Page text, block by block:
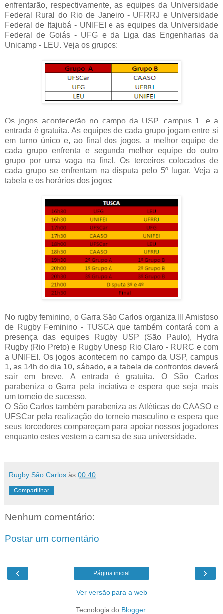
enfrentarão, respectivamente, as equipes da Universidade
Federal Rural do Rio de Janeiro - UFRRJ e Universidade
Federal de Itajubá - UNIFEI e as equipes da Universidade
Federal de Goiás - UFG e da Liga das Engenharias da
Unicamp - LEU. Veja os grupos:
Os jogos acontecerão no campo da USP, campus 1, e a
entrada é gratuita. As equipes de cada grupo jogam entre si
em turno único e, ao final dos jogos, a melhor equipe de
cada grupo enfrenta e segunda melhor equipe do outro
grupo por uma vaga na final. Os terceiros colocados de
cada grupo se enfrentam na disputa pelo 5º lugar. Veja a
tabela e os horários dos jogos:
No rugby feminino, o Garra São Carlos organiza III Amistoso
de Rugby Feminino - TUSCA que também contará com a
presença das equipes Rugby USP (São Paulo), Hydra
Rugby (Rio Preto) e Rugby Unesp Rio Claro - RURC e com
a UNIFEI. Os jogos acontecem no campo da USP, campus
1, as 14h do dia 10, sábado, e a tabela de confrontos deverá
sair em breve. A entrada é gratuita. O São Carlos
parabeniza o Garra pela inciativa e espera que seja mais
um torneio de sucesso.
O São Carlos também parabeniza as Atléticas do CAASO e
UFSCar pela realização do torneio masculino e espera que
seus torcedores compareçam para apoiar nossos jogadores
enquanto estes vestem a camisa de sua universidade.
Rugby São Carlos às 00:40
Compartilhar
Nenhum comentário:
Postar um comentário
‹ ›
Página inicial
Ver versão para a web
Tecnologia do Blogger.